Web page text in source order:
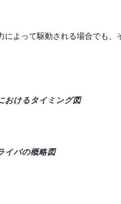
よって駆動される場合でも
おけるタイミング図
イバの概略図